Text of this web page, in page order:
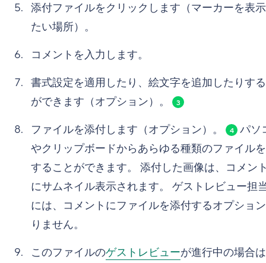
添付ファイルをクリックします（マーカーを表
たい場所）。
コメントを入力します。
書式設定を適用したり、絵文字を追加したりす
ができます（オプション）。
3
ファイルを添付します（オプション）。 4
パソ
やクリップボードからあらゆる種類のファイル
することができます。 添付した画像は、コメン
にサムネイル表示されます。 ゲストレビュー担
には、コメントにファイルを添付するオプショ
りません。
このファイルのゲストレビューが進行中の場合